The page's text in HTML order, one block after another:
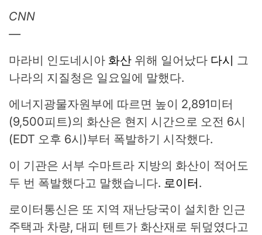
CNN
—
마라비 인도네시아 화산 위해 일어났다 다시 그
나라의 지질청은 일요일에 말했다.
에너지광물자원부에 따르면 높이 2,891미터
(9,500피트)의 화산은 현지 시간으로 오전 6시
(EDT 오후 6시)부터 폭발하기 시작했다.
이 기관은 서부 수마트라 지방의 화산이 적어도
두 번 폭발했다고 말했습니다. 로이터.
로이터통신은 또 지역 재난당국이 설치한 인근
주택과 차량, 대피 텐트가 화산재로 뒤덮였다고